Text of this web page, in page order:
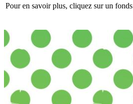
Pour en savoir plus, cliquez sur un fonds